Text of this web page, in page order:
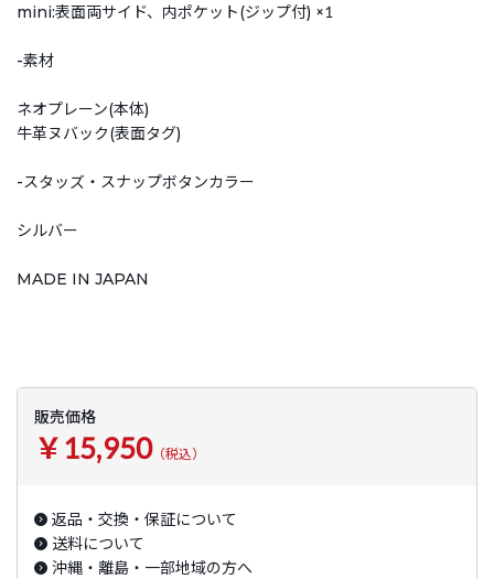
mini:表面両サイド、内ポケット(ジップ付) ×1
-素材
ネオプレーン(本体)
牛革ヌバック(表面タグ)
-スタッズ・スナップボタンカラー
シルバー
MADE IN JAPAN
販売価格
￥15,950（税込）
返品・交換・保証について
送料について
沖縄・離島・一部地域の方へ